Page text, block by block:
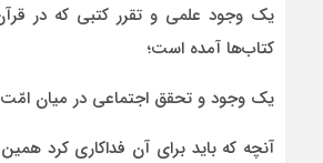
یک وجود علمی و تقرر کتبی که در
کتاب‌ها آمده است؛
یک وجود و تحقق اجتماعی در میان
آنچه که باید برای آن فداکاری کرد